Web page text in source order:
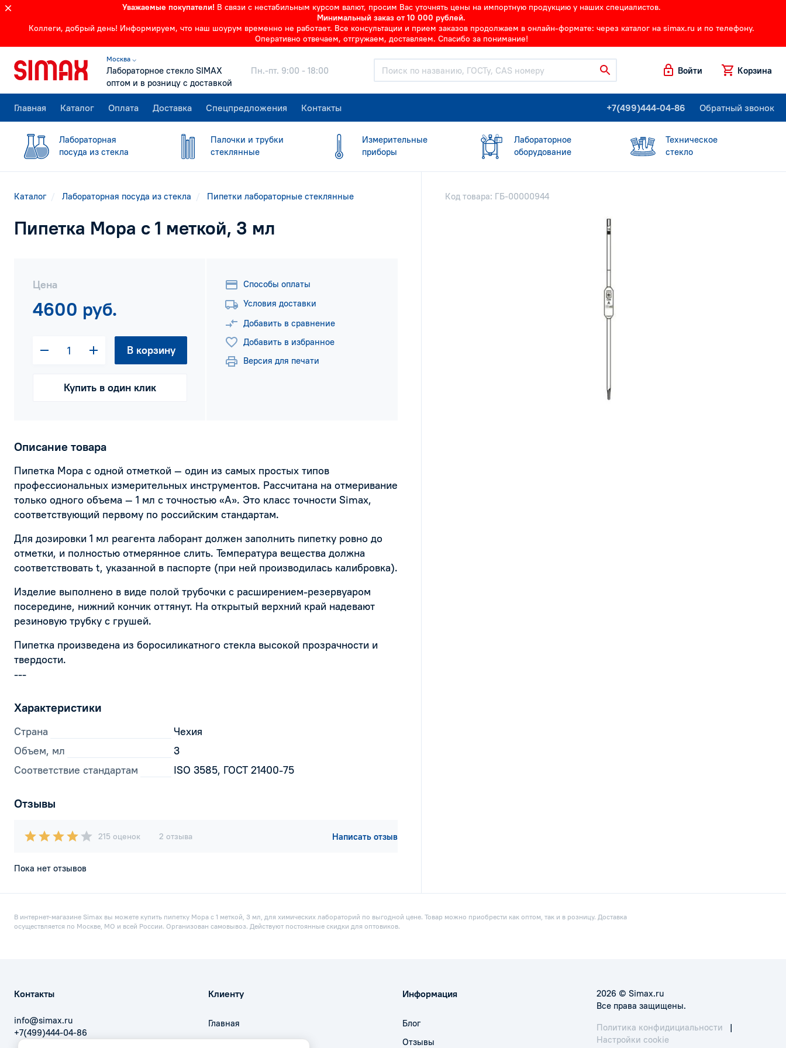
Уважаемые покупатели! В связи с нестабильным курсом валют, просим Вас уточнять цены на импортную продукцию у наших специалистов.
Минимальный заказ от 10 000 рублей.
Коллеги, добрый день! Информируем, что наш шоурум временно не работает. Все консультации и прием заказов продолжаем в онлайн-формате: через каталог на simax.ru и по телефону.
Оперативно отвечаем, отгружаем, доставляем. Спасибо за понимание!
Москва ⌵
Лабораторное стекло SIMAX
оптом и в розницу с доставкой
Пн.-пт. 9:00 - 18:00 Войти Корзина
Главная Каталог Оплата Доставка Спецпредложения Контакты +7(499)444-04-86 Обратный звонок
Лабораторная
посуда из стекла
Палочки и трубки
стеклянные
Измерительные
приборы
Лабораторное
оборудование
Техническое
стекло
Каталог Лабораторная посуда из стекла Пипетки лабораторные стеклянные
Пипетка Мора с 1 меткой, 3 мл
Цена
4600 руб.
В корзину
Купить в один клик
Способы оплаты
Условия доставки
Добавить в сравнение
Добавить в избранное
Версия для печати
Описание товара
Пипетка Мора с одной отметкой — один из самых простых типов
профессиональных измерительных инструментов. Рассчитана на отмеривание
только одного объема — 1 мл с точностью «А». Это класс точности Simax,
соответствующий первому по российским стандартам.
Для дозировки 1 мл реагента лаборант должен заполнить пипетку ровно до
отметки, и полностью отмерянное слить. Температура вещества должна
соответствовать t, указанной в паспорте (при ней производилась калибровка).
Изделие выполнено в виде полой трубочки с расширением-резервуаром
посередине, нижний кончик оттянут. На открытый верхний край надевают
резиновую трубку с грушей.
Пипетка произведена из боросиликатного стекла высокой прозрачности и
твердости.
---
Характеристики
Страна
Чехия
Объем, мл
3
Соответствие стандартам
ISO 3585, ГОСТ 21400-75
Отзывы
215 оценок 2 отзыва Написать отзыв
Пока нет отзывов
Код товара: ГБ-00000944
В интернет-магазине Simax вы можете купить пипетку Мора с 1 меткой, 3 мл, для химических лабораторий по выгодной цене. Товар можно приобрести как оптом, так и в розницу. Доставка
осуществляется по Москве, МО и всей России. Организован самовывоз. Действуют постоянные скидки для оптовиков.
Контакты
info@simax.ru
+7(499)444-04-86
Клиенту
Главная
Оплата
Информация
Блог
Отзывы
2026 © Simax.ru
Все права защищены.
Политика конфидициальности
|
Настройки cookie